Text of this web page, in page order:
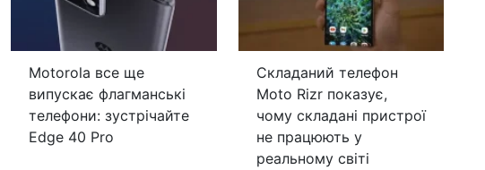
Motorola все ще
випускає флагманські
телефони: зустрічайте
Edge 40 Pro
Складаний телефон
Moto Rizr показує,
чому складані пристрої
не працюють у
реальному світі